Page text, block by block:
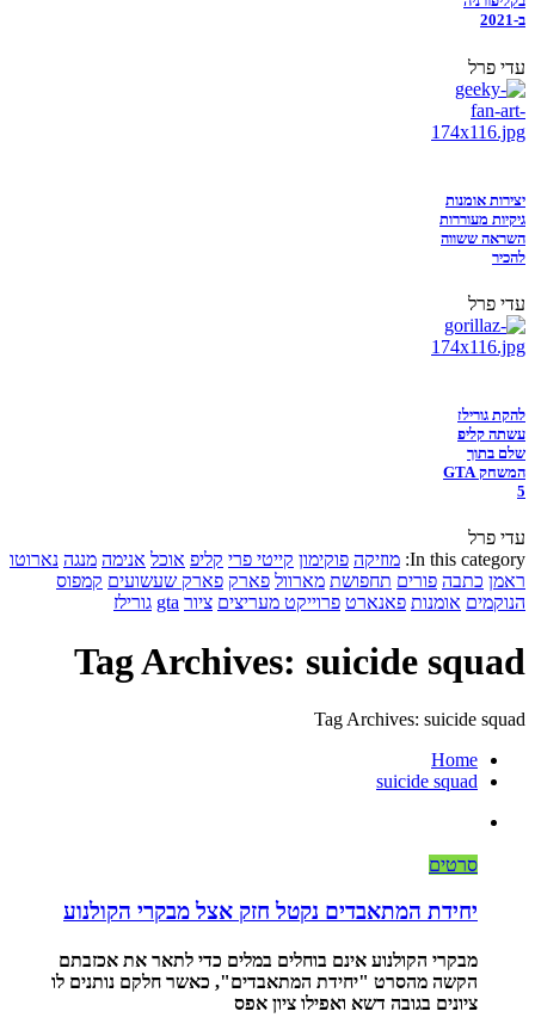
ב-2021
עדי פרל
יצירות אומנות
גיקיות מעוררות
השראה ששווה
להכיר
עדי פרל
להקת גורילז
עשתה קליפ
שלם בתוך
המשחק GTA
5
עדי פרל
In this category: מוזיקה פוקימון קייטי פרי קליפ אוכל אנימה מנגה נארוטו
ראמן כתבה פורים תחפושת מארוול פארק פארק שעשועים קמפוס
הנוקמים אומנות פאנארט פרוייקט מעריצים ציור gta גורילז
Tag Archives: suicide squad
Tag Archives: suicide squad
Home
suicide squad
סרטים
יחידת המתאבדים נקטל חזק אצל מבקרי הקולנוע
מבקרי הקולנוע אינם בוחלים במלים כדי לתאר את אכזבתם
הקשה מהסרט "יחידת המתאבדים", כאשר חלקם נותנים לו
ציונים בגובה דשא ואפילו ציון אפס